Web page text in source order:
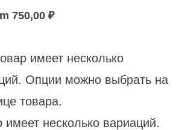
750,00 ₽
имеет несколько
Опции можно выбрать на
товара.
имеет несколько вариаций.